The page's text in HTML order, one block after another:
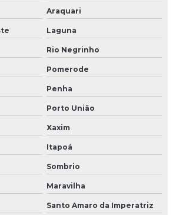
em concreto armado
paulo
Araquari
Laguna
Rio Negrinho
Pomerode
Penha
Porto União
Xaxim
Itapoá
Sombrio
Maravilha
Santo Amaro da Imperatriz